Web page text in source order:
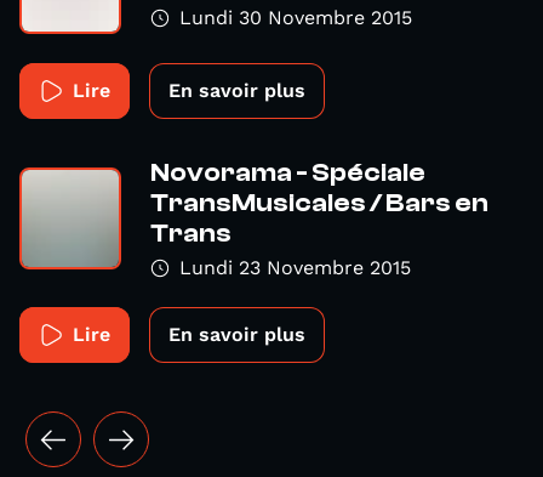
Lundi 30 Novembre 2015
Lire En savoir plus
Novorama - Spéciale
TransMusicales / Bars en
Trans
Lundi 23 Novembre 2015
Lire En savoir plus